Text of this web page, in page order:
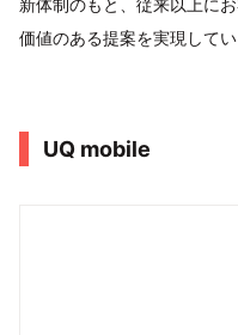
新体制のもと、従来以上に
価値のある提案を実現してい
UQ mobile